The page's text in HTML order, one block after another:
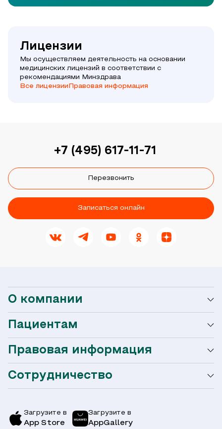
Лицензии
Мы осуществляем деятельность на основании
медицинских лицензий в соответствии с
рекомендациями Минздрава
Все лицензии Правовая информация
+7 (495) 617-11-71
Перезвонить
Записаться онлайн
О компании
О сети Ниармедик
Врачи
Пациентам
Мобильное приложение
Акции
Заболевания
Правовая информация
Оформление налогового вычета
Сотрудничество
Загрузите в
App Store
Загрузите в
AppGallery